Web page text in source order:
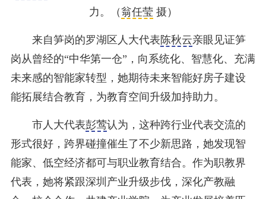
力。（翁任莹摄）
来自笋岗的罗湖区人大代表陈秋云亲眼见证笋
岗从曾经的“中华第一仓”，向系统化、智慧化、充满
未来感的智能家转型，她期待未来智能好房子建设
能拓展结合教育，为教育空间升级加持助力。
市人大代表彭莺认为，这种跨行业代表交流的
形式很好，跨界碰撞催生了不少新思路，她发现智
能家、低空经济都可与职业教育结合。作为职教界
代表，她将紧跟深圳产业升级步伐，深化产教融